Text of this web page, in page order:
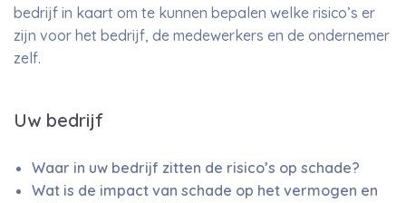
bedrijf in kaart om te kunnen bepalen welke risico’s er
zijn voor het bedrijf, de medewerkers en de ondernemer
zelf.
Uw bedrijf
Waar in uw bedrijf zitten de risico’s op schade?
Wat is de impact van schade op het vermogen en